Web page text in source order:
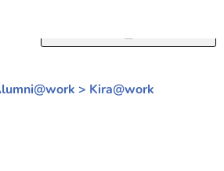
> Kira@work